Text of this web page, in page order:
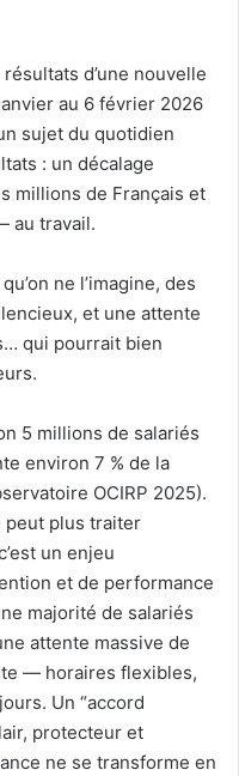
d’une nouvelle
au 6 février 2026
sujet du quotidien
: un décalage
millions de Français et
au travail.
ne l’imagine, des
et une attente
qui pourrait bien
5 millions de salariés
environ 7 % de la
OCIRP 2025).
peut plus traiter
un enjeu
et de performance
majorité de salariés
attente massive de
— horaires flexibles,
Un “accord
protecteur et
ne se transforme en